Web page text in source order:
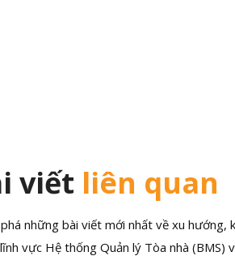
viết liên quan
những bài viết mới nhất về xu hướng,
vực Hệ thống Quản lý Tòa nhà (BMS)